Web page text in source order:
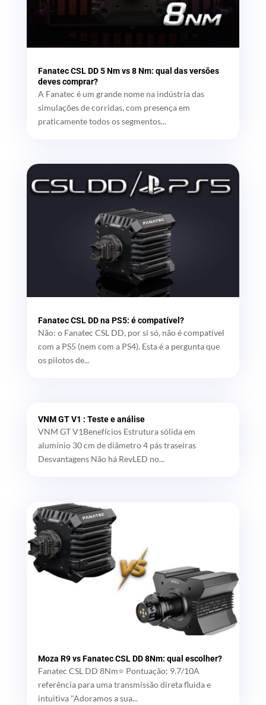
Fanatec CSL DD 5 Nm vs 8 Nm: qual das versões
deves comprar?
A Fanatec é um grande nome na indústria das
simulações de corridas, com presença em
praticamente todos os segmentos...
Fanatec CSL DD na PS5: é compatível?
Não: o Fanatec CSL DD, por si só, não é compatível
com a PS5 (nem com a PS4). Esta é a pergunta que
os pilotos de...
VNM GT V1 : Teste e análise
VNM GT V1Benefícios Estrutura sólida em
alumínio 30 cm de diâmetro 4 pás traseiras
Desvantagens Não há RevLED no...
Moza R9 vs Fanatec CSL DD 8Nm: qual escolher?
Fanatec CSL DD 8Nm⭐ Pontuação: 9.7/10A
referência para uma transmissão direta fluida e
intuitiva "Adoramos a sua...